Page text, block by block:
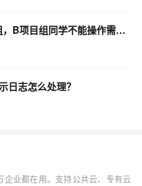
在云效中A项目组共享需求至B项目组，B项目组同学不能操作需求字段和状态，这个在哪里设置权限呢？
日志怎么处理？
业都在用。支持公共云、专有云